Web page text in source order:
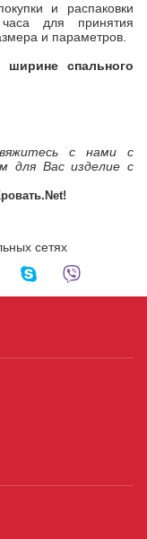
и распаковки
для принятия
и параметров.
ширине спального
с нами с
для Вас изделие с
Net!
сетях